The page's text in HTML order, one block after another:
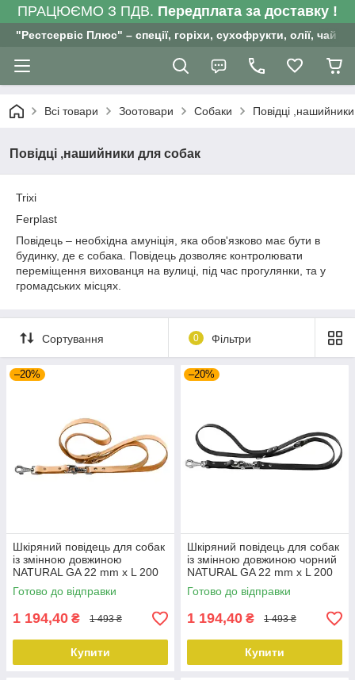
ПРАЦЮЄМО З ПДВ. Передплата за доставку !
"Рестсервіс Плюс" – спеції, горіхи, сухофрукти, олії, чай ,
Всі товари Зоотовари Собаки Повідці
Повідці ,нашийники для собак
Trixi
Ferplast
Повідець – необхідна амуніція, яка обов'язково має бути в
будинку, де є собака. Повідець дозволяє контролювати
переміщення вихованця на вулиці, під час прогулянки, та у
громадських місцях.
Сортування 0 Фільтри
–20%
Шкіряний повідець для собак
із змінною довжиною
NATURAL GA 22 mm x L 200
cm
Готово до відправки
1 194,40 ₴ 1 493 ₴
Купити
–20%
Шкіряний повідець для собак
із змінною довжиною чорний
NATURAL GA 22 mm x L 200
cm
Готово до відправки
1 194,40 ₴ 1 493 ₴
Купити